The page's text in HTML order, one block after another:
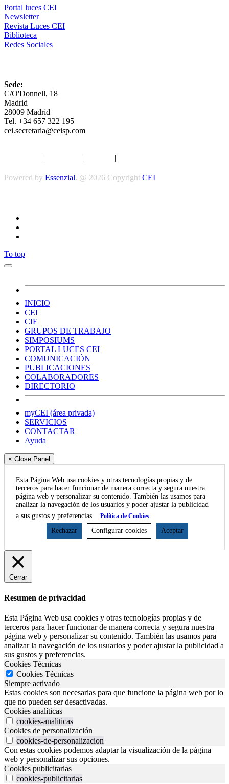
Portal luces CEI
Newsletter
Revista Luces CEI
Biblioteca
Redes Sociales
Sede:
C/O'Donnell, 18
Madrid
28009 Madrid
Tel. +34 657 322 195
cei.secretaria@ceisp.com
| | |
Powered by Essenzial. @ 2026 Copyright CEI
To top
INICIO
CEI
CIE
GRUPOS DE TRABAJO
SIMPOSIUMS
PORTAL LUCES CEI
COMUNICACIÓN
PUBLICACIONES
COLABORADORES
DIRECTORIO
myCEI (área privada)
SERVICIOS
CONTACTAR
Ayuda
× Close Panel
Esta Página Web usa cookies y otras tecnologías propias y de
terceros para hacer funcionar de manera correcta y segura nuestra
página web y personalizar su contenido. También las usamos para
analizar la navegación de los usuarios y poder ajustar la publicidad
a sus gustos y preferencias.
Política de Cookies
Rechazar Configurar cookies Aceptar
Cerrar
Resumen de privacidad
Esta Página Web usa cookies y otras tecnologías propias y de
terceros para hacer funcionar de manera correcta y segura nuestra
página web y personalizar su contenido. También las usamos para
analizar la navegación de los usuarios y poder ajustar la publicidad a
sus gustos y preferencias.
Cookies Técnicas
Cookies Técnicas
Siempre activado
Estas cookies son necesarias para que funcione la página web por lo
que no pueden ser desactivadas.
Cookies analíticas
cookies-analiticas
Cookies de personalización
cookies-de-personalizacion
Con estas cookies podemos adaptar la visualización de la página
web y personalizar sus opciones.
Cookies publicitarias
cookies-publicitarias